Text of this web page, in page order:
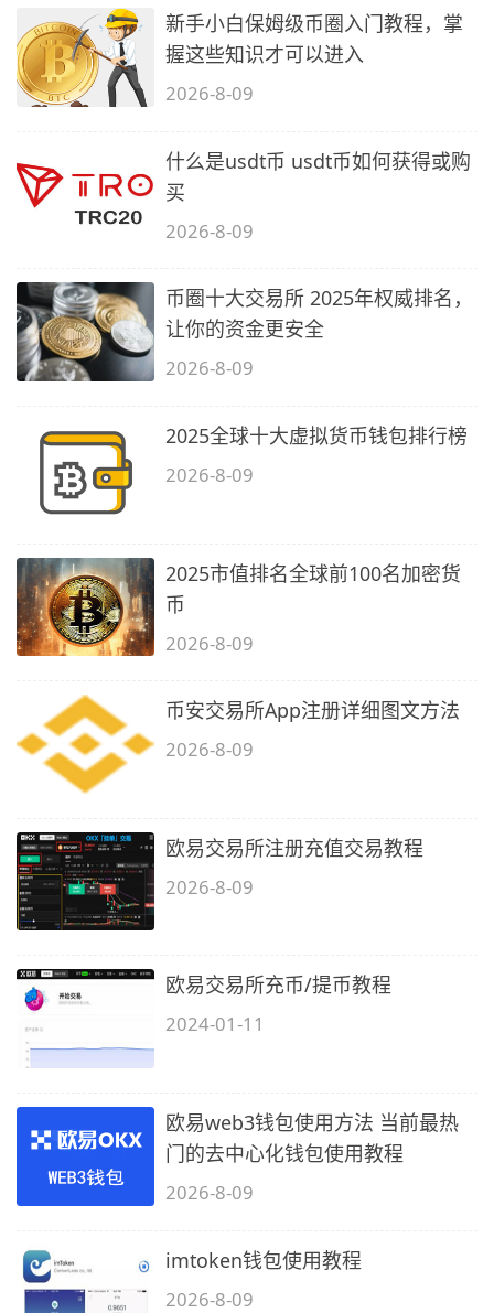
新手小白保姆级币圈入门教程，掌
握这些知识才可以进入
2026-8-09
什么是usdt币 usdt币如何获得或购
买
2026-8-09
币圈十大交易所 2025年权威排名，
让你的资金更安全
2026-8-09
2025全球十大虚拟货币钱包排行榜
2026-8-09
2025市值排名全球前100名加密货
币
2026-8-09
币安交易所App注册详细图文方法
2026-8-09
欧易交易所注册充值交易教程
2026-8-09
欧易交易所充币/提币教程
2024-01-11
欧易web3钱包使用方法 当前最热
门的去中心化钱包使用教程
2026-8-09
imtoken钱包使用教程
2026-8-09